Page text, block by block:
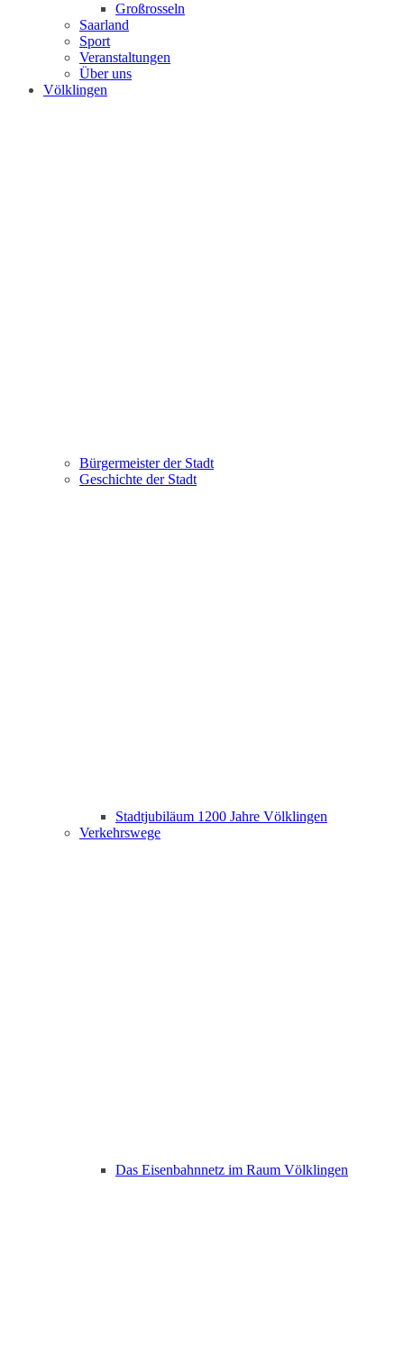
Großrosseln
Saarland
Sport
Veranstaltungen
Über uns
Völklingen
Bürgermeister der Stadt
Geschichte der Stadt
Stadtjubiläum 1200 Jahre Völklingen
Verkehrswege
Das Eisenbahnnetz im Raum Völklingen